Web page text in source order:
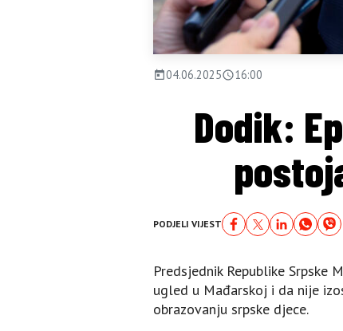
04.06.2025 16:00
Dodik:
PODJELI VIJEST
Predsjednik Republike Srpske
ugled u Mađarskoj i da nije
obrazovanju srpske djece.